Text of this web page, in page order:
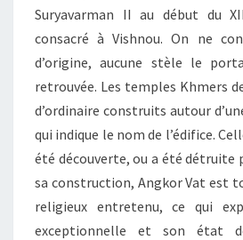
Suryavarman II au début du
consacré à Vishnou. On ne
d’origine, aucune stèle le
retrouvée. Les temples Khmers
d’ordinaire construits autour
qui indique le nom de l’édifice.
été découverte, ou a été détruite
sa construction, Angkor Vat est
religieux entretenu, ce qui
exceptionnelle et son état